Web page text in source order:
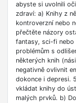
abyste si uvolnili
zdraví: a) Knihy z
kontroverzní nebo
přečtěte názory
fantasy, sci-fi nebo
problémům s
některých knih
negativně ovlivnit
dokonce i depresi.
vkládat knihy do
malých prvků. b)